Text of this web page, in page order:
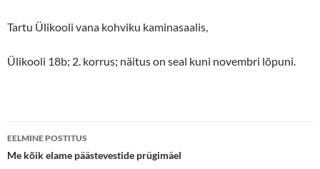
Tartu Ülikooli vana kohviku kaminasaalis,
Ülikooli 18b; 2. korrus; näitus on seal kuni novembri lõpuni.
Postituste
töölaud
EELMINE POSTITUS
Me kõik elame päästevestide prügimäel